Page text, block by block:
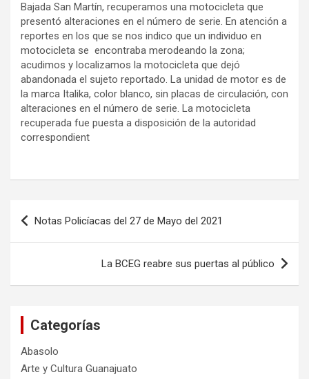
Bajada San Martín, recuperamos una motocicleta que
presentó alteraciones en el número de serie. En atención a
reportes en los que se nos indico que un individuo en
motocicleta se encontraba merodeando la zona;
acudimos y localizamos la motocicleta que dejó
abandonada el sujeto reportado. La unidad de motor es de
la marca Italika, color blanco, sin placas de circulación, con
alteraciones en el número de serie. La motocicleta
recuperada fue puesta a disposición de la autoridad
correspondient
Navegación
de
Notas Policíacas del 27 de Mayo del 2021
La BCEG reabre sus puertas al público
Categorías
Abasolo
Arte y Cultura Guanajuato